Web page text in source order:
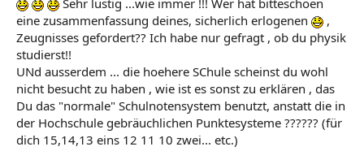
Chemie LK1
Physik LK 1
eine zusammenfassung deines, sicherlich erlogenen
,
Zeugnisses gefordert?? Ich habe nur gefragt , ob du physik
studierst!!
UNd ausserdem ... die hoehere SChule scheinst du wohl
nicht besucht zu haben , wie ist es sonst zu erklären , das
Du das "normale" Schulnotensystem benutzt, anstatt die in
der Hochschule gebräuchlichen Punktesysteme ?????? (für
dich 15,14,13 eins 12 11 10 zwei... etc.)